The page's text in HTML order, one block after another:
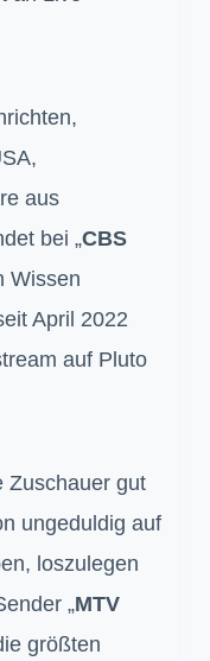
aus
bei „CBS
Wissen
April 2022
auf Pluto
Zuschauer gut
ungeduldig auf
loszulegen
„MTV
größten